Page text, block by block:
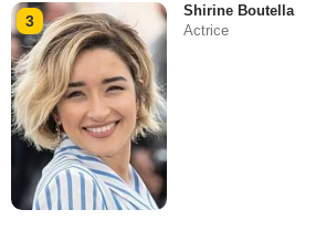
3
Shirine Boutella
Actrice